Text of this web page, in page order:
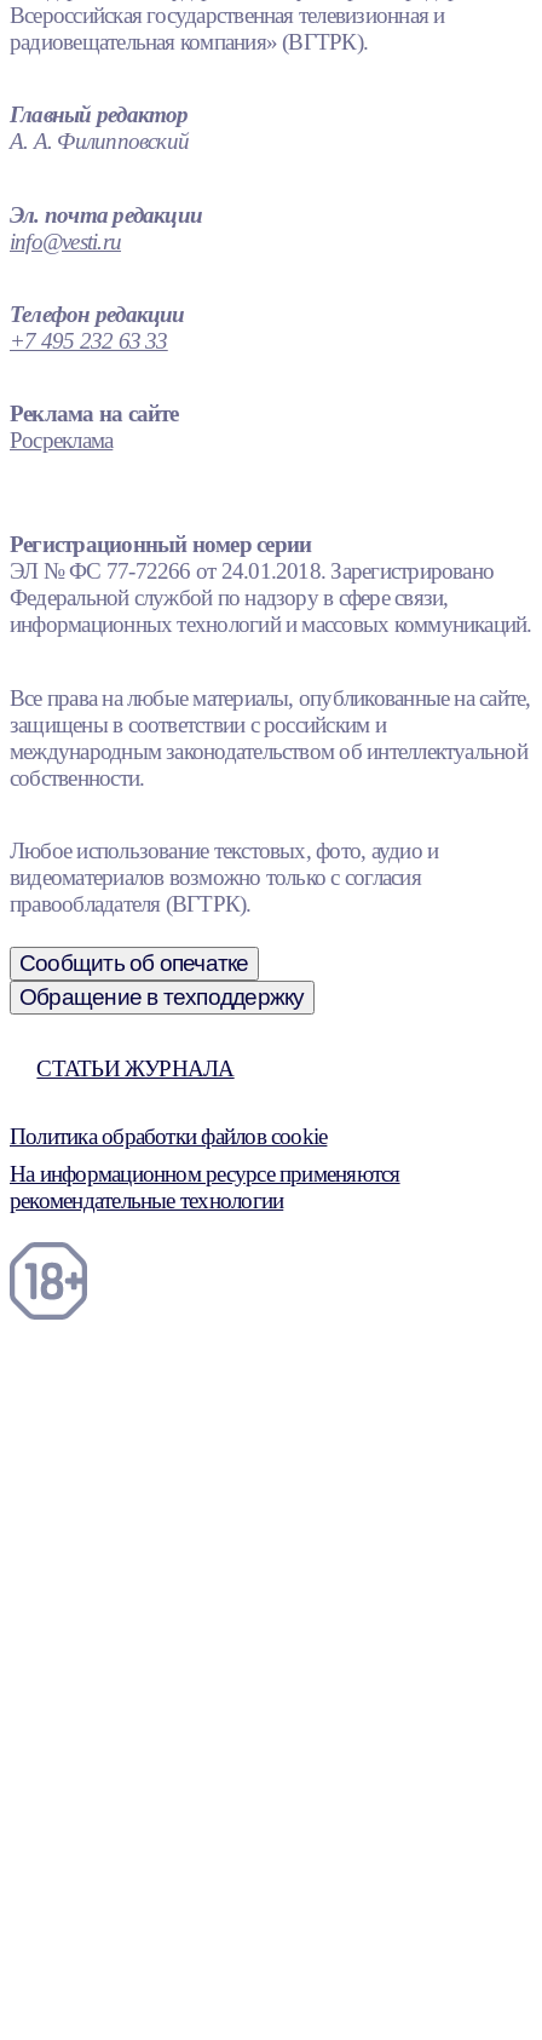
Всероссийская государственная телевизионная и
радиовещательная компания» (ВГТРК).
Главный редактор
А. А. Филипповский
Эл. почта редакции
info@vesti.ru
Телефон редакции
+7 495 232 63 33
Реклама на сайте
Росреклама
Регистрационный номер серии
ЭЛ № ФС 77-72266 от 24.01.2018. Зарегистрировано
Федеральной службой по надзору в сфере связи,
информационных технологий и массовых коммуникаций.
Все права на любые материалы, опубликованные на сайте,
защищены в соответствии с российским и
международным законодательством об интеллектуальной
собственности.
Любое использование текстовых, фото, аудио и
видеоматериалов возможно только с согласия
правообладателя (ВГТРК).
Сообщить об опечатке
Обращение в техподдержку
СТАТЬИ ЖУРНАЛА
Политика обработки файлов cookie
На информационном ресурсе применяются
рекомендательные технологии